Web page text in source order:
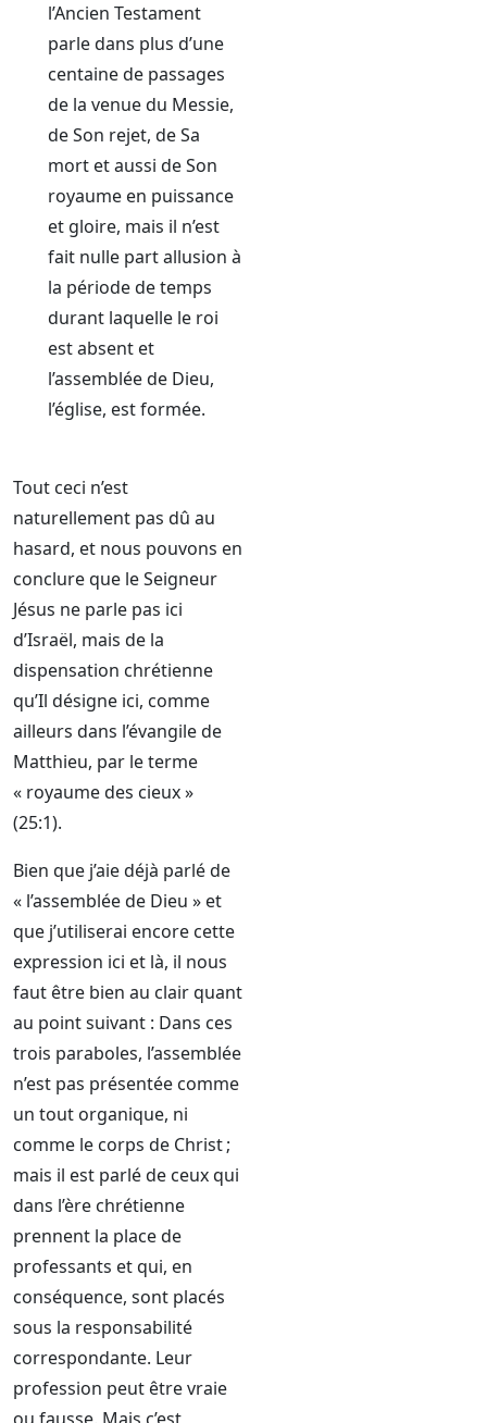
l’Ancien Testament
parle dans plus d’une
centaine de passages
de la venue du Messie,
de Son rejet, de Sa
mort et aussi de Son
royaume en puissance
et gloire, mais il n’est
fait nulle part allusion à
la période de temps
durant laquelle le roi
est absent et
l’assemblée de Dieu,
l’église, est formée.
Tout ceci n’est
naturellement pas dû au
hasard, et nous pouvons en
conclure que le Seigneur
Jésus ne parle pas ici
d’Israël, mais de la
dispensation chrétienne
qu’Il désigne ici, comme
ailleurs dans l’évangile de
Matthieu, par le terme
« royaume des cieux »
(25:1).
Bien que j’aie déjà parlé de
« l’assemblée de Dieu » et
que j’utiliserai encore cette
expression ici et là, il nous
faut être bien au clair quant
au point suivant : Dans ces
trois paraboles, l’assemblée
n’est pas présentée comme
un tout organique, ni
comme le corps de Christ ;
mais il est parlé de ceux qui
dans l’ère chrétienne
prennent la place de
professants et qui, en
conséquence, sont placés
sous la responsabilité
correspondante. Leur
profession peut être vraie